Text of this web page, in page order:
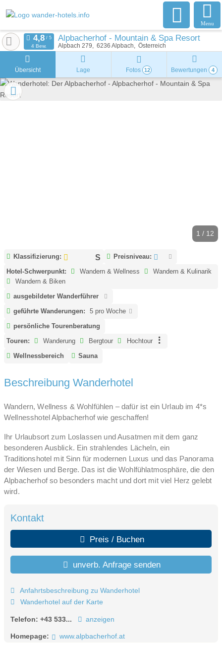
Menu
Alpbacherhof - Mountain & Spa Resort
Alpbach 279 6236 Alpbach Österreich
4 Bew.
Übersicht Lage Fotos 12 Bewertungen 4
1 / 12
Klassifizierung:
Preisniveau:
Hotel-Schwerpunkt:
Wandern & Wellness
Wandern & Kulinarik
Wandern & Biken
ausgebildeter Wanderführer
geführte Wanderungen:
5 pro Woche
persönliche Tourenberatung
Touren:
Wanderung Bergtour
Hochtour
Wellnessbereich
Sauna
Beschreibung Wanderhotel
Wandern, Wellness & Wohlfühlen – dafür ist ein Urlaub im 4*s
Wellnesshotel Alpbacherhof wie geschaffen!
Ihr Urlaubsort zum Loslassen und Ausatmen mit dem ganz
besonderen Ausblick. Ein strahlendes Lächeln, ein
Traditionshotel mit Sinn für modernen Luxus und das Panorama
der Wiesen und Berge. Das ist die Wohlfühlatmosphäre, die den
Alpbacherhof so besonders macht und dort mit viel Herz gelebt
wird.
& Spa Resort durch Tradition, Herzlichkeit sowie ein vielfältiges
Aktiv- und Wellnessangebot. Rund um das Hotel eröffnet sich
die atemberaubende Kulisse der Kitzbühler Alpen mit saftig
grünen Wiesen, weitläufigen Grasbergen und markanten Gipfeln.
Für Aktivurlauber und Outdoor-Fans ist das Alpbachtal ein
wahres Eldorado: 900 Kilometer markierte Wege und weitläufige
Routen begeistern alle Wanderer, Biker und E-Biker. Ein
abwechslungsreiches Wochen- und Aktivprogramm lässt keine
schönsten Plätze im Alpbachtal.
Zurück im Hotel lädt die moderne Wellnessoase mit 16 Sauna-
Kontakt
Preis / Buchen
unverb. Anfrage senden
Anfahrtsbeschreibung zu Wanderhotel
Wanderhotel auf der Karte
Telefon: +43 533... anzeigen
Homepage: www.alpbacherhof.at